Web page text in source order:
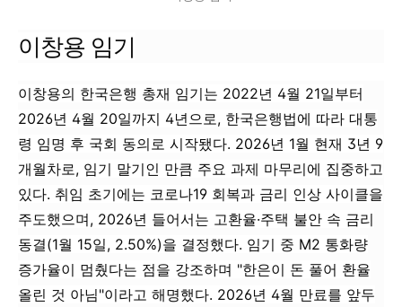
이창용 임기
이창용의 한국은행 총재 임기는 2022년 4월 21일부터
2026년 4월 20일까지 4년으로, 한국은행법에 따라 대통
령 임명 후 국회 동의로 시작됐다. 2026년 1월 현재 3년 9
개월차로, 임기 말기인 만큼 주요 과제 마무리에 집중하고
있다. 취임 초기에는 코로나19 회복과 금리 인상 사이클을
주도했으며, 2026년 들어서는 고환율·주택 불안 속 금리
동결(1월 15일, 2.50%)을 결정했다. 임기 중 M2 통화량
증가율이 멈췄다는 점을 강조하며 "한은이 돈 풀어 환율
올린 것 아님"이라고 해명했다. 2026년 4월 만료를 앞두